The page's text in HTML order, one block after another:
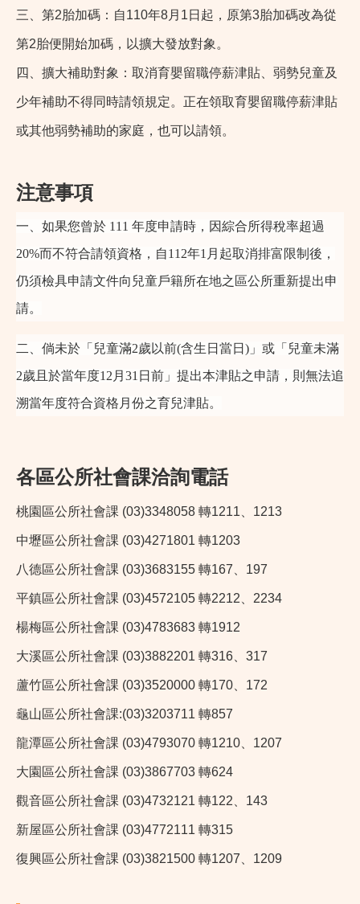
三、第2胎加碼：自110年8月1日起，原第3胎加碼改為從
第2胎便開始加碼，以擴大發放對象。
四、擴大補助對象：取消育嬰留職停薪津貼、弱勢兒童及
少年補助不得同時請領規定。正在領取育嬰留職停薪津貼
或其他弱勢補助的家庭，也可以請領。
注意事項
一、如果您曾於 111 年度申請時，因綜合所得稅率超過
20%而不符合請領資格，自112年1月起取消排富限制後，
仍須檢具申請文件向兒童戶籍所在地之區公所重新提出申
請。
二、倘未於「兒童滿2歲以前(含生日當日)」或「兒童未滿
2歲且於當年度12月31日前」提出本津貼之申請，則無法追
溯當年度符合資格月份之育兒津貼。
各區公所社會課洽詢電話
桃園區公所社會課 (03)3348058 轉1211、1213
中壢區公所社會課 (03)4271801 轉1203
八德區公所社會課 (03)3683155 轉167、197
平鎮區公所社會課 (03)4572105 轉2212、2234
楊梅區公所社會課 (03)4783683 轉1912
大溪區公所社會課 (03)3882201 轉316、317
蘆竹區公所社會課 (03)3520000 轉170、172
龜山區公所社會課:(03)3203711 轉857
龍潭區公所社會課 (03)4793070 轉1210、1207
大園區公所社會課 (03)3867703 轉624
觀音區公所社會課 (03)4732121 轉122、143
新屋區公所社會課 (03)4772111 轉315
復興區公所社會課 (03)3821500 轉1207、1209